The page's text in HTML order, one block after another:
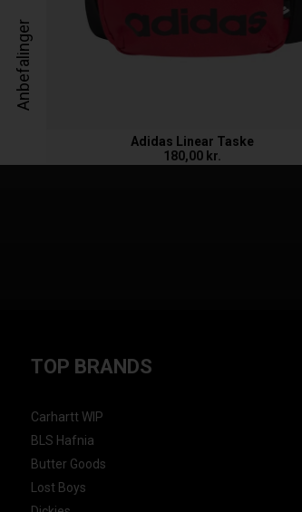
Anbefalinger
Adidas Linear Taske
180,00 kr.
TOP BRANDS
Carhartt WIP
BLS Hafnia
Butter Goods
Lost Boys